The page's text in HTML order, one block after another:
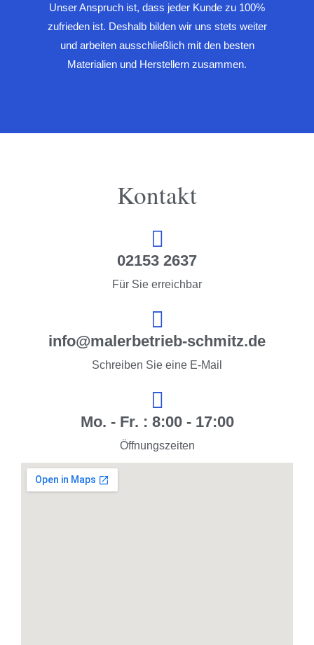
Unser Anspruch ist, dass jeder Kunde zu 100%
zufrieden ist. Deshalb bilden wir uns stets weiter
und arbeiten ausschließlich mit den besten
Materialien und Herstellern zusammen.
Kontakt
02153 2637
Für Sie erreichbar
info@malerbetrieb-schmitz.de
Schreiben Sie eine E-Mail
Mo. - Fr. : 8:00 - 17:00
Öffnungszeiten